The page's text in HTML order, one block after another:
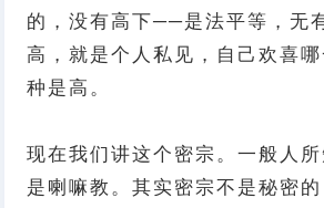
的，没有高下──是法平等，无
高，就是个人私见，自己欢喜
种是高。
现在我们讲这个密宗。一般人
是喇嘛教。其实密宗不是秘密